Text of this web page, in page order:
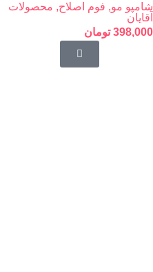
شامپو مو, فوم اصلاح, محصولات
آقایان
398,000 تومان